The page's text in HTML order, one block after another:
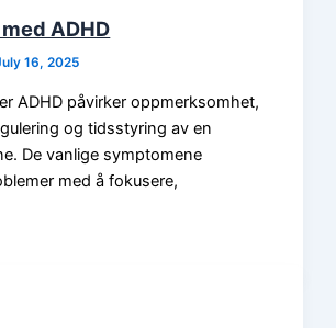
ADHD
16, 2025
ADHD påvirker oppmerksomhet,
og tidsstyring av en
De vanlige symptomene
med å fokusere,